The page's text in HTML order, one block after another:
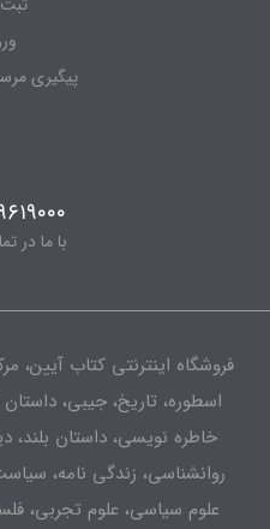
پیگیری مرسولات
۰۹۳۵۹۶۱۹۰۰۰
با ما در تماس
اینترنتی کتاب آیین، مرکز
تاریخ، جیبی، داستان کوتاه،
نویسی، داستان بلند، دین و
زندگی نامه، سیاست، علوم
سیاسی، علوم تجربی، فلسفه،